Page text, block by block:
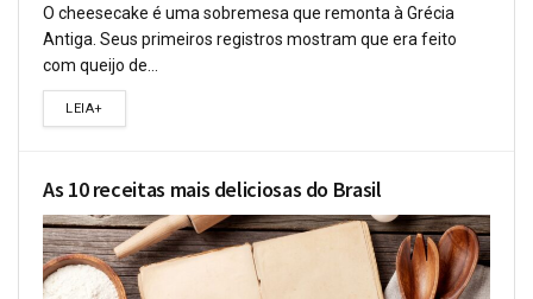
O cheesecake é uma sobremesa que remonta à Grécia
Antiga. Seus primeiros registros mostram que era feito
com queijo de...
LEIA+
As 10 receitas mais deliciosas do Brasil